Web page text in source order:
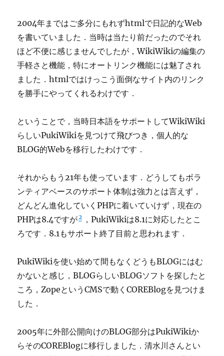
2004年まではご多分にもれずhtmlで日記的なWeb
を書いていました．当時は当たり前だったのでそれ
ほど不便に感じませんでしたが，WikiWikiの編集の
手軽さと機能，特にオートリンク機能には魅了され
ました．htmlではけっこう面倒なサイト内のリンク
を勝手にやってくれるわけです．
ということで，当時日本語をサポートしてWikiWiki
らしいPukiWikiを見つけて飛びつき，個人的な
BLOG的Webを移行したわけです．
それからもう21年も使っています．どうしてもボラ
ンティアベースのサポート体制は強力とは言えず，
どんどん進化していくPHPに着いていけず，現在の
PHPは8.4ですが2 ，PukiWikiは8.1に対応したとこ
ろです．8.1もサポート終了目前と思われます．
PukiWikiを使い始めて間もなくどうもBLOGにはむ
かないと感じ，BLOGらしいBLOGソフトを探したと
ころ，ZopeというCMSで動くCOREBlogを見つけま
した．
2005年に外部公開向けのBLOG部分はPukiWikiか
らそのCOREBlogに移行しました．清水川さんとい